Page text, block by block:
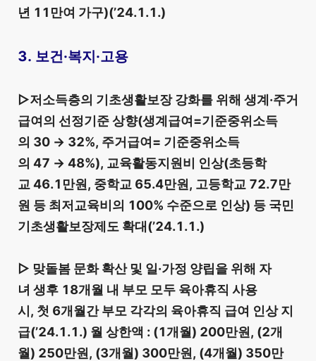
년 11만여 가구)(’24.1.1.)
3. 보건·복지·고용
▷저소득층의 기초생활보장 강화를 위해 생계·주거
급여의 선정기준 상향(생계급여=기준중위소득
의 30 → 32%, 주거급여= 기준중위소득
의 47 → 48%), 교육활동지원비 인상(초등학
교 46.1만원, 중학교 65.4만원, 고등학교 72.7만
원 등 최저교육비의 100% 수준으로 인상) 등 국민
기초생활보장제도 확대(’24.1.1.)
▷ 맞돌봄 문화 확산 및 일·가정 양립을 위해 자
녀 생후 18개월 내 부모 모두 육아휴직 사용
시, 첫 6개월간 부모 각각의 육아휴직 급여 인상 지
급(’24.1.1.) 월 상한액 : (1개월) 200만원, (2개
월) 250만원, (3개월) 300만원, (4개월) 350만